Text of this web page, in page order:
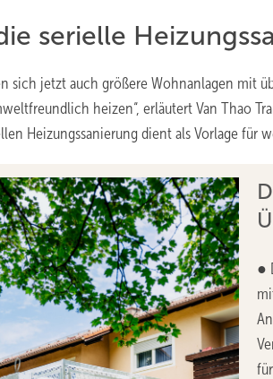
serielle
sich jetzt auch größere Wohnanlagen mit
heizen“, erläutert Van Thao
Heizungssanierung dient als Vorlage für
●